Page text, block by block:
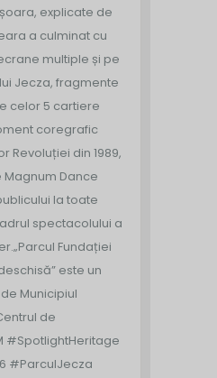
explicate de
a culminat cu
multiple și pe
Jecza, fragmente
celor 5 cartiere
coregrafic
Revoluției din 1989,
Dance
la toate
spectacolului a
„Parcul Fundației
este un
Municipiul
de
#SpotlightHeritage
#ParculJecza